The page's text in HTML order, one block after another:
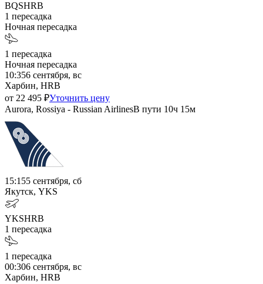
BQSHRB
1 пересадка
Ночная пересадка
1 пересадка
Ночная пересадка
10:356 сентября, вс
Харбин, HRB
от 22 495 ₽Уточнить цену
Aurora, Rossiya - Russian AirlinesВ пути 10ч 15м
15:155 сентября, сб
Якутск, YKS
YKSHRB
1 пересадка
1 пересадка
00:306 сентября, вс
Харбин, HRB